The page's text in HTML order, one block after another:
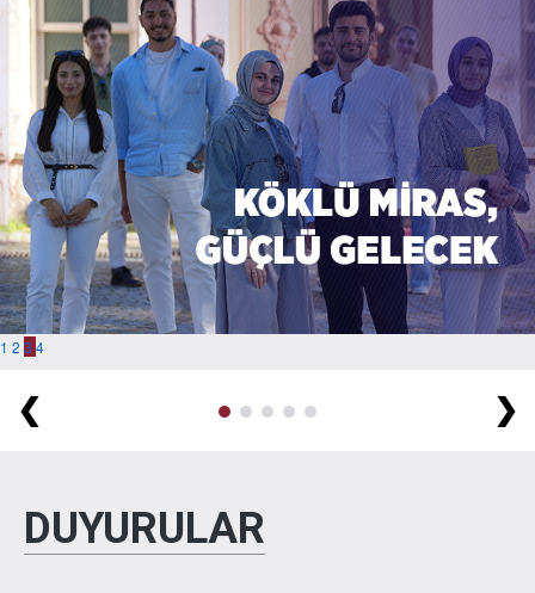
1 2 3 4
❮ ❯
DUYURULAR